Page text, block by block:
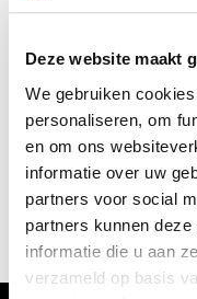
Deze website maakt
We gebruiken
personaliseren, om
en om ons
informatie over uw
partners voor social
partners kunnen
informatie die u aan
verzameld op basis
De zwart-witte koe die
‘Holstein-Friesian’: dit
heel veel verschillende
oudhollandse rassen
Roodbont’. In Noord-
te vinden. Steeds meer
activiteiten voor
je ze tegenwoordig ook